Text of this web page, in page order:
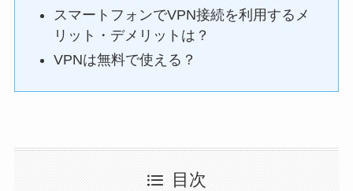
スマートフォンでVPN接続を利用するメ
リット・デメリットは？
VPNは無料で使える？
目次